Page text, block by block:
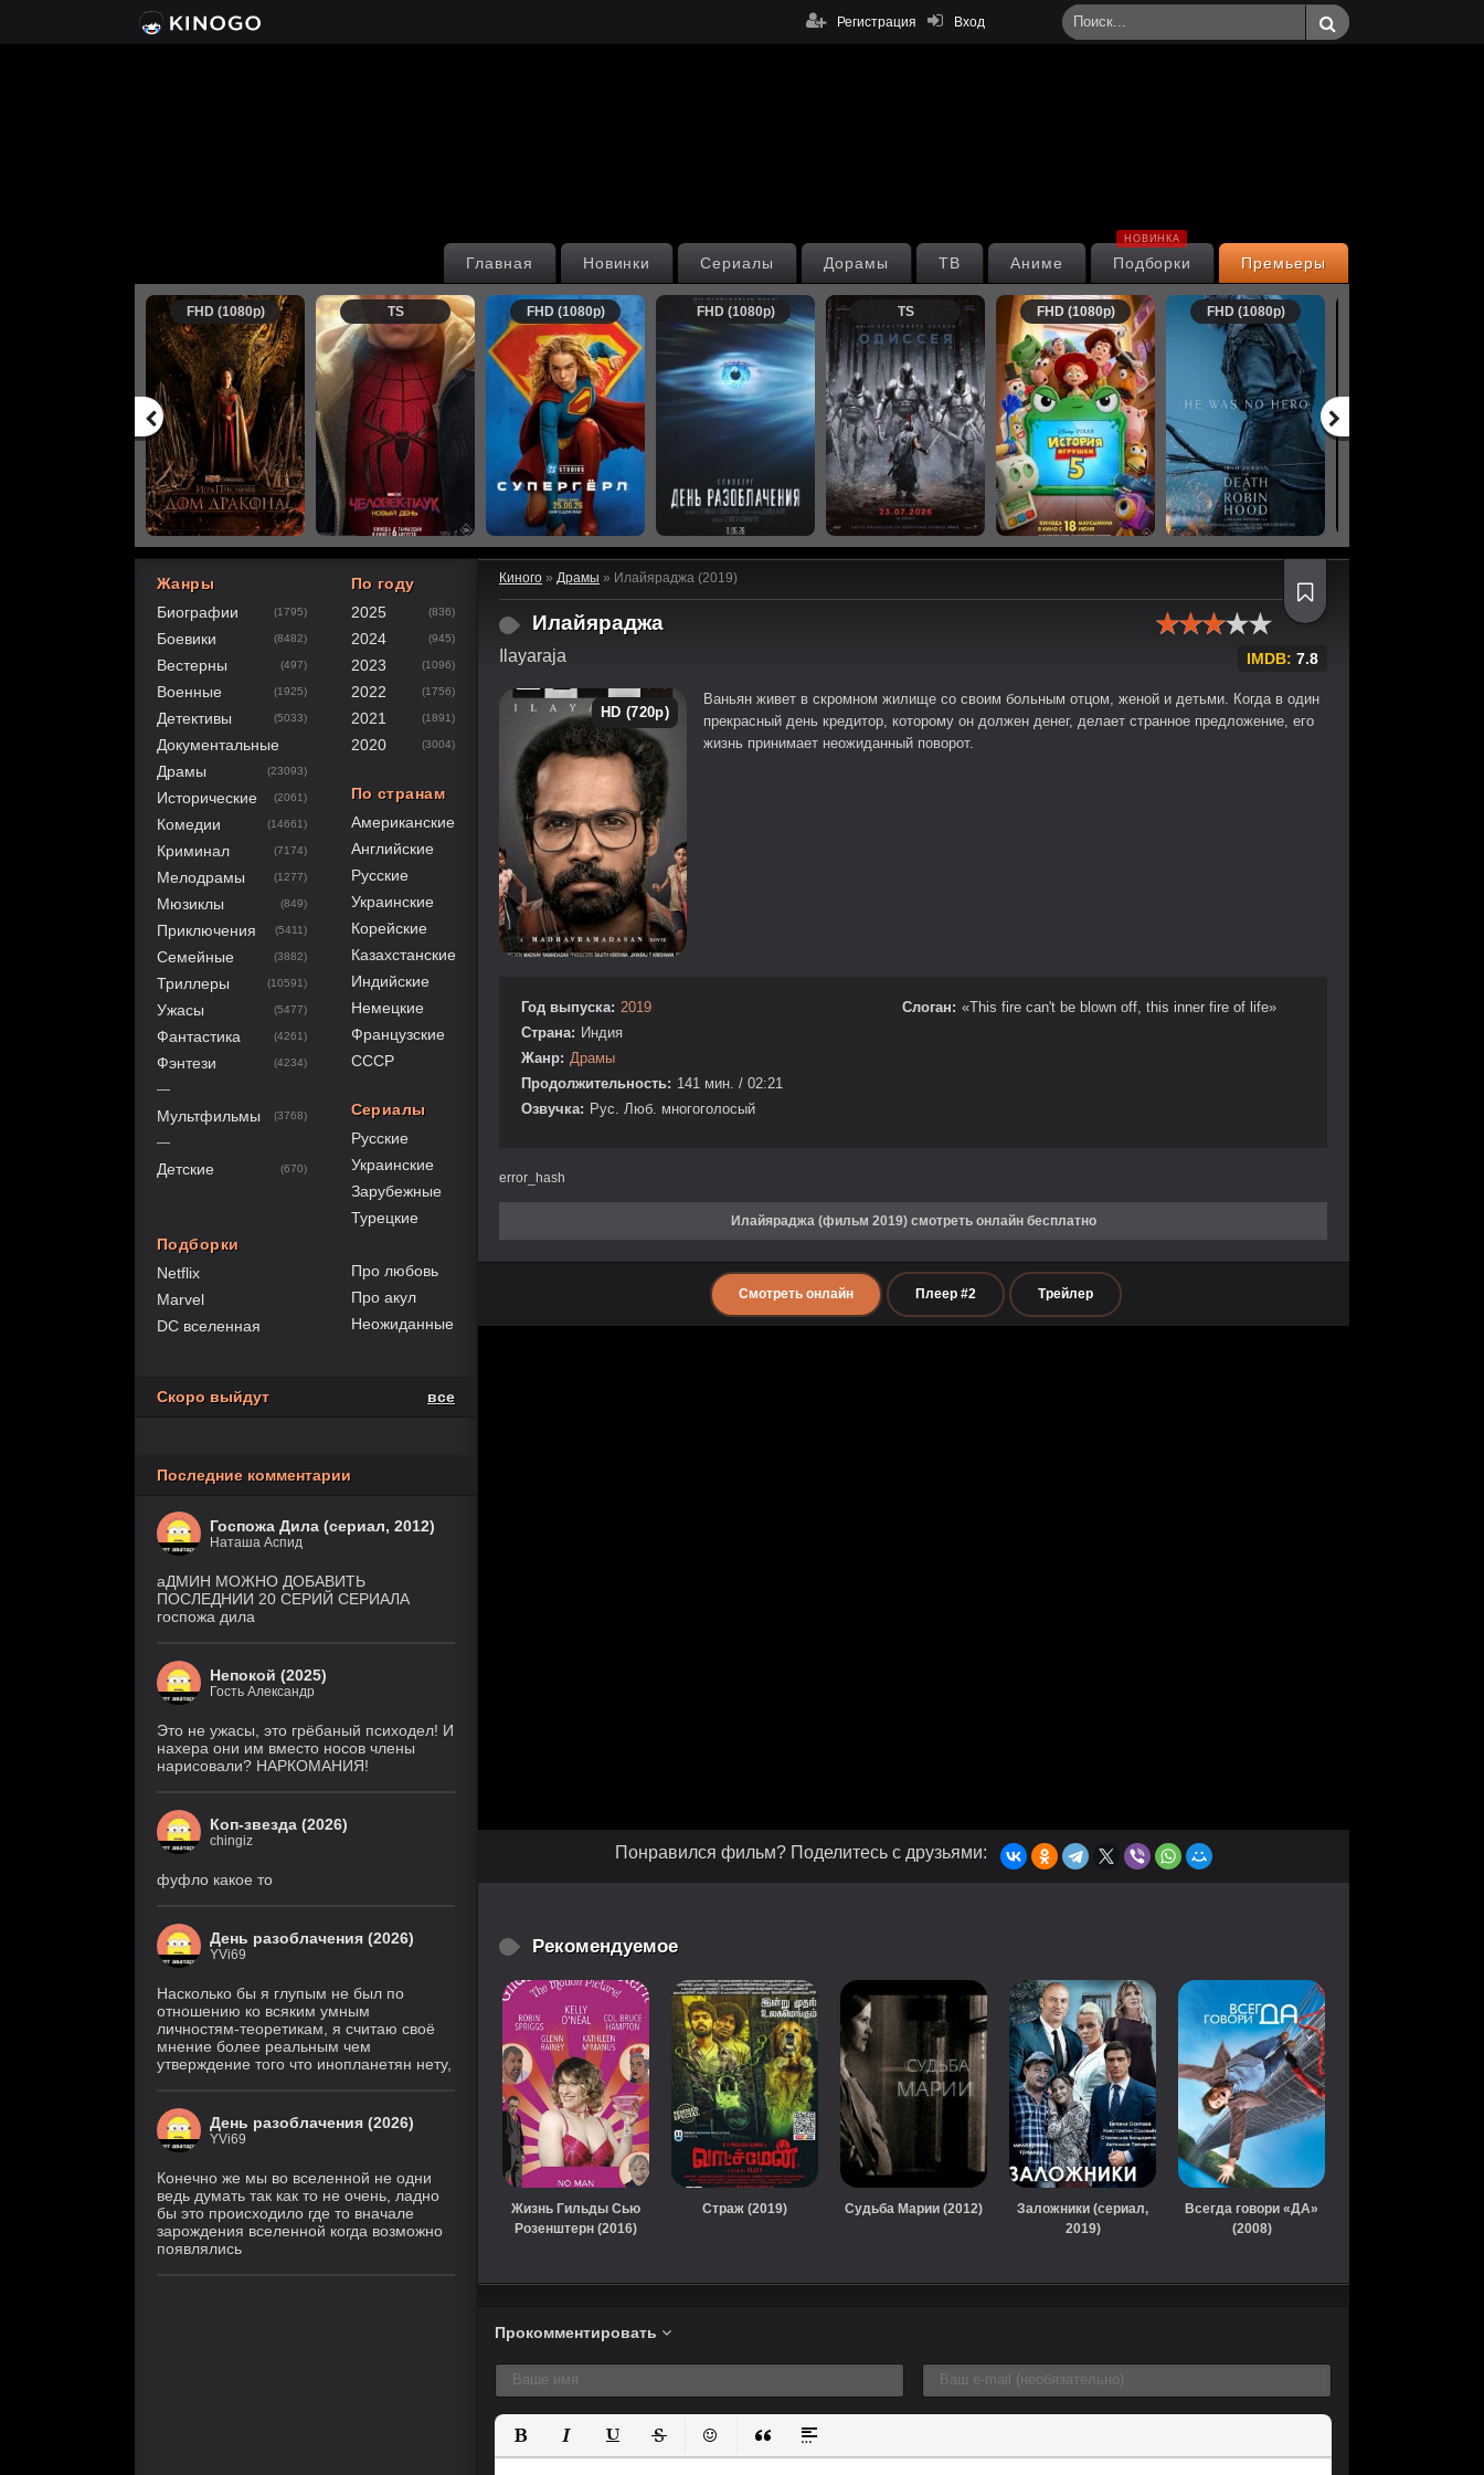
Вход
Регистрация
Премьеры
Подборки
НОВИНКА
Аниме
ТВ
Дорамы
Сериалы
Новинки
Главная
FHD (1080p) TS FHD (1080p) FHD (1080p) TS FHD (1080p) FHD (1080p)
Киного » Драмы » Илайяраджа (2019)
Илайяраджа
Ilayaraja
60
1 2 3 4
IMDB: 7.8
HD (720p)
Ваньян живет в скромном жилище со своим больным отцом, женой и детьми. Когда в один
прекрасный день кредитор, которому он должен денег, делает странное предложение, его
жизнь принимает неожиданный поворот.
Год выпуска: 2019
Страна: Индия
Жанр: Драмы
Продолжительность: 141 мин. / 02:21
Озвучка: Рус. Люб. многоголосый
Слоган: «This fire can't be blown off, this inner fire of life»
error_hash
Илайяраджа (фильм 2019) смотреть онлайн бесплатно
Смотреть онлайн Плеер #2 Трейлер
Понравился фильм? Поделитесь с друзьями:
Рекомендуемое
Жизнь Гильды Сью
Розенштерн (2016)
Страж (2019) Судьба Марии (2012)
Заложники (сериал,
2019)
Всегда говори «ДА»
(2008)
Прокомментировать
Полужирный
КурсивПодчеркнутый
ЗачеркнутыйВставить смайлик
Вставка цитаты
Вставка спойлера
Жанры
Биографии
(1795)
Боевики (8482)
Вестерны (497)
Военные (1925)
Детективы (5033)
Документальные
Драмы
(23093)
Исторические (2061)
Комедии (14661)
Криминал (7174)
Мелодрамы (1277)
Мюзиклы (849)
Приключения (5411)
Семейные (3882)
Триллеры (10591)
Ужасы (5477)
Фантастика (4261)
Фэнтези (4234)
—
Мультфильмы (3768)
—
Детские (670)
Подборки
Netflix
Marvel
DC вселенная
По году
2025
(836)
2024 (945)
2023 (1096)
2022 (1756)
2021 (1891)
2020 (3004)
По странам
Американские
Английские
Русские
Украинские
Корейские
Казахстанские
Индийские
Немецкие
Французские
СССР
Сериалы
Русские
Украинские
Зарубежные
Турецкие
Про любовь
Про акул
Неожиданные
Скоро выйдут все
Последние комментарии
Госпожа Дила (сериал, 2012)
Наташа Аспид
аДМИН МОЖНО ДОБАВИТЬ
ПОСЛЕДНИИ 20 СЕРИЙ СЕРИАЛА
госпожа дила
Непокой (2025)
Гость Александр
Это не ужасы, это грёбаный психодел! И
нахера они им вместо носов члены
нарисовали? НАРКОМАНИЯ!
Коп-звезда (2026)
chingiz
фуфло какое то
День разоблачения (2026)
YVi69
Насколько бы я глупым не был по
отношению ко всяким умным
личностям-теоретикам, я считаю своё
мнение более реальным чем
утверждение того что инопланетян нету,
День разоблачения (2026)
YVi69
Конечно же мы во вселенной не одни
ведь думать так как то не очень, ладно
бы это происходило где то вначале
зарождения вселенной когда возможно
появлялись